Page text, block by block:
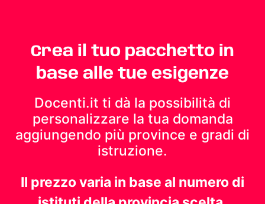
Crea il tuo pacchetto in
base alle tue esigenze
Docenti.it ti dà la possibilità di
personalizzare la tua domanda
aggiungendo più province e gradi di
istruzione.
Il prezzo varia in base al numero di